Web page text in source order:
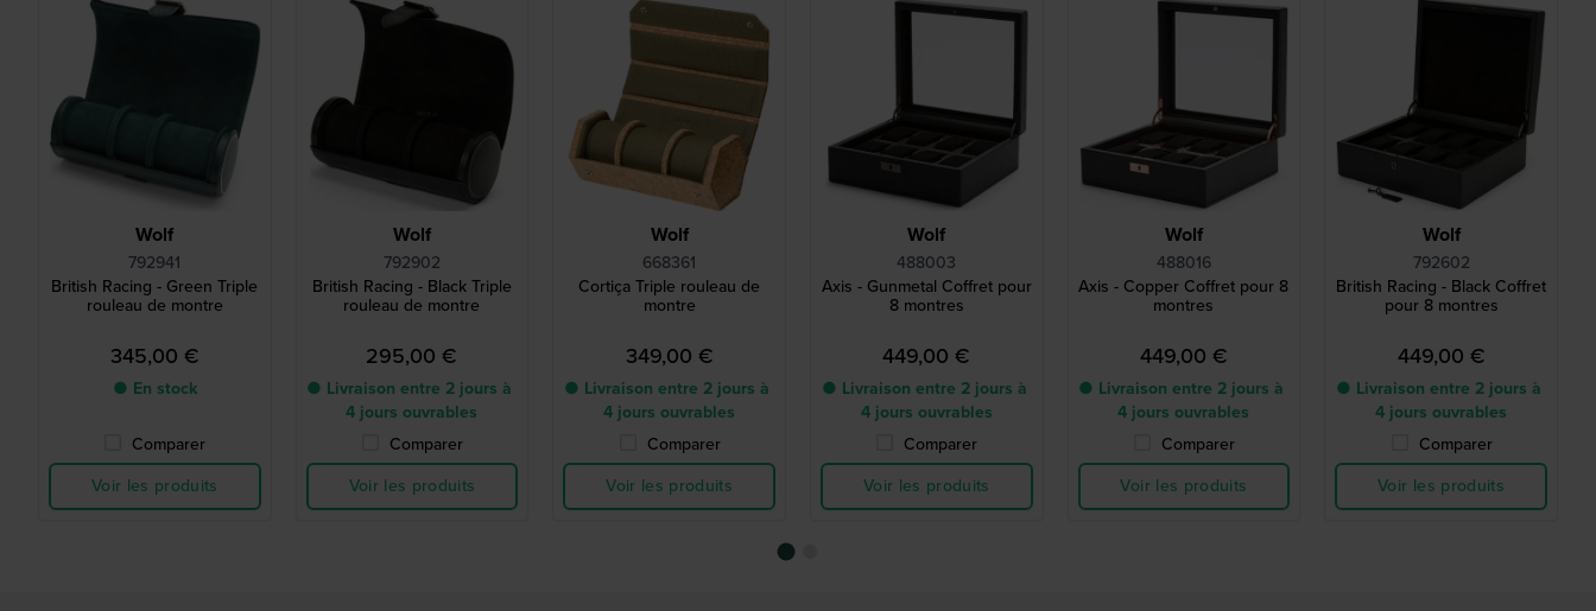
Wolf
792941
British Racing - Green Triple
rouleau de montre
345,00 €
● En stock
Comparer
Voir les produits
Wolf
792902
British Racing - Black Triple
rouleau de montre
295,00 €
● Livraison entre 2 jours à
4 jours ouvrables
Comparer
Voir les produits
Wolf
668361
Cortiça Triple rouleau de
montre
349,00 €
● Livraison entre 2 jours à
4 jours ouvrables
Comparer
Voir les produits
Wolf
488003
Axis - Gunmetal Coffret pour
8 montres
449,00 €
● Livraison entre 2 jours à
4 jours ouvrables
Comparer
Voir les produits
Wolf
488016
Axis - Copper Coffret pour 8
montres
449,00 €
● Livraison entre 2 jours à
4 jours ouvrables
Comparer
Voir les produits
Wolf
792602
British Racing - Black Coffret
pour 8 montres
449,00 €
● Livraison entre 2 jours à
4 jours ouvrables
Comparer
Voir les produits